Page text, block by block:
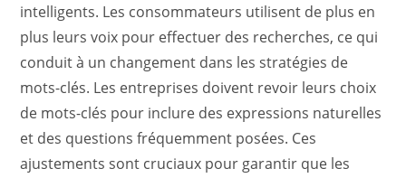
intelligents. Les consommateurs utilisent de plus en
plus leurs voix pour effectuer des recherches, ce qui
conduit à un changement dans les stratégies de
mots-clés. Les entreprises doivent revoir leurs choix
de mots-clés pour inclure des expressions naturelles
et des questions fréquemment posées. Ces
ajustements sont cruciaux pour garantir que les